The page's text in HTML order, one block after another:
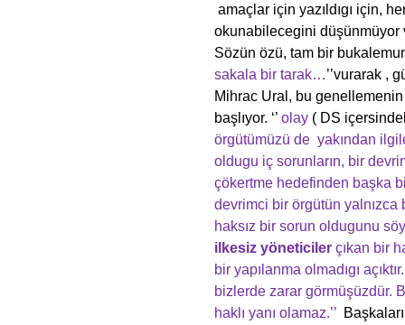
amaçlar için yazıldıgı için,
okunabilecegini
Sözün özü, tam bir
sakala bir tarak…’’vurarak ,
Mihrac Ural, bu genellemenin
başlıyor. ‘’ olay ( DS
örgütümüzü de yakından
oldugu iç sorunların, bir
çökertme hedefinden başka
devrimci bir örgütün yalnızca
haksız bir sorun oldugunu
ilkesiz yöneticiler çıkan bir
bir yapılanma olmadıgı
bizlerde zarar görmüşüzdür.
haklı yanı olamaz.’’